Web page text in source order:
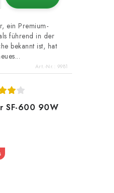
ein Premium-
führend in der
bekannt ist, hat
Art.-Nr.: 9981
SF-600 90W